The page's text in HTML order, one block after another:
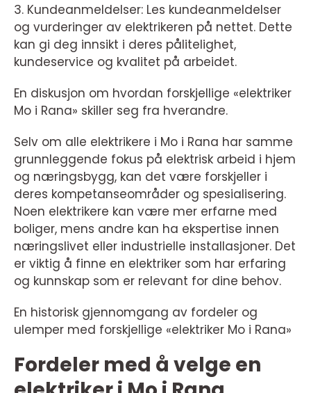
3. Kundeanmeldelser: Les kundeanmeldelser
og vurderinger av elektrikeren på nettet. Dette
kan gi deg innsikt i deres pålitelighet,
kundeservice og kvalitet på arbeidet.
En diskusjon om hvordan forskjellige «elektriker
Mo i Rana» skiller seg fra hverandre.
Selv om alle elektrikere i Mo i Rana har samme
grunnleggende fokus på elektrisk arbeid i hjem
og næringsbygg, kan det være forskjeller i
deres kompetanseområder og spesialisering.
Noen elektrikere kan være mer erfarne med
boliger, mens andre kan ha ekspertise innen
næringslivet eller industrielle installasjoner. Det
er viktig å finne en elektriker som har erfaring
og kunnskap som er relevant for dine behov.
En historisk gjennomgang av fordeler og
ulemper med forskjellige «elektriker Mo i Rana»
Fordeler med å velge en